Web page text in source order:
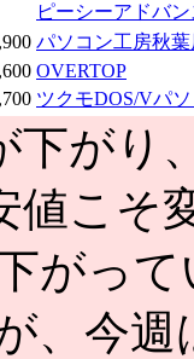
ピーシーアドバ
パソコン工房秋
OVERTOP
ツクモDOS/Vパ
下がり
値こ
がっ
、今